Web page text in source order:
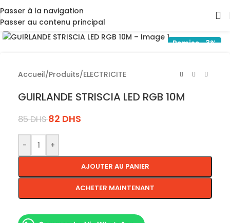
Passer à la navigation
Passer au contenu principal
Remise -3%
Cliquez pour agrandir
Accueil/Produits/ELECTRICITE
GUIRLANDE STRISCIA LED RGB 10M
85DHS 82 DHS
- +
AJOUTER AU PANIER
ACHETER MAINTENANT